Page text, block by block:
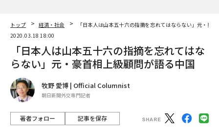
トップ 経済・社会
「日本人は山本五十六の指摘を忘れてはならない」元・豪
2020.03.18 18:00
「日本人は山本五十六の指摘を忘れてはな
らない」元・豪首相上級顧問が語る中国
牧野 愛博 | Official Columnist
朝日新聞外交専門記者
著者フォロー 記事を保存